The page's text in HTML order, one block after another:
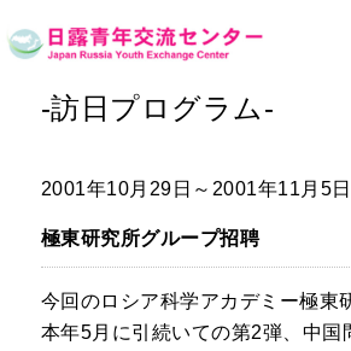
-訪日プログラム-
2001年10月29日～2001年11月5日
極東研究所グループ招聘
今回のロシア科学アカデミー極東
本年5月に引続いての第2弾、中国